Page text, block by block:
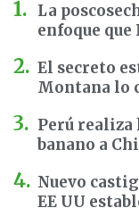
La
enfoque que
El secreto
Montana lo
Perú
banano a
Nuevo
EE UU